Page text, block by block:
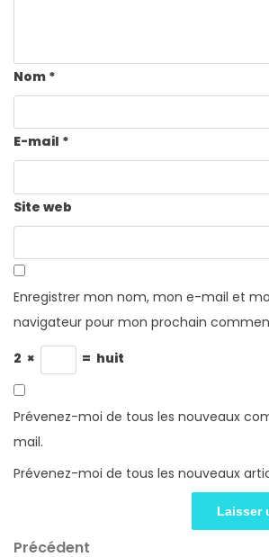
Nom *
E-mail *
Site web
Enregistrer mon nom, mon e-mail et
navigateur pour mon prochain
2 × = huit
Prévenez-moi de tous les nouveaux
mail.
Prévenez-moi de tous les nouveaux
Article
Précédent